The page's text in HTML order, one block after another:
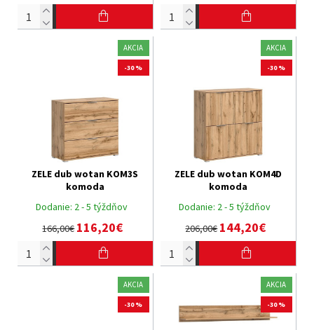
AKCIA
-30 %
Dodanie: 2 - 5 týždňov
ZELE dub wotan KOM3S
komoda
166,00€116,20€
AKCIA
-30 %
Dodanie: 2 - 5 týždňov
ZELE dub wotan KOM4D
komoda
206,00€144,20€
AKCIA
-30 %
AKCIA
-30 %